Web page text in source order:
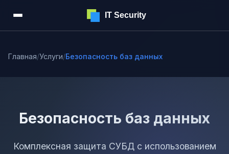
IT Security
Главная/Услуги/Безопасность баз данных
Безопасность баз данных
Комплексная защита СУБД с использованием